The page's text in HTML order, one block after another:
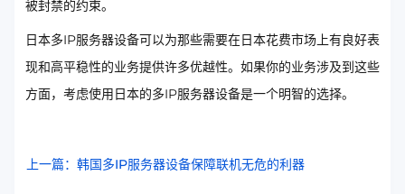
被封禁的约束。
日本多IP服务器设备可以为那些需要在日本花费市场上有良好表
现和高平稳性的业务提供许多优越性。如果你的业务涉及到这些
方面，考虑使用日本的多IP服务器设备是一个明智的选择。
上一篇：韩国多IP服务器设备保障联机无危的利器